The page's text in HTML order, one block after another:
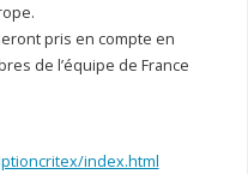
pris en compte en
de l’équipe de France
index.html